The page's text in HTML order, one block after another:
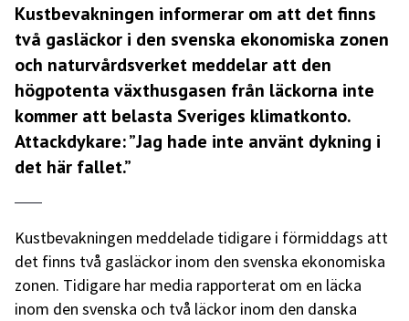
Kustbevakningen informerar om att det finns
två gasläckor i den svenska ekonomiska zonen
och naturvårdsverket meddelar att den
högpotenta växthusgasen från läckorna inte
kommer att belasta Sveriges klimatkonto.
Attackdykare: ”Jag hade inte använt dykning i
det här fallet.”
Kustbevakningen meddelade tidigare i förmiddags att
det finns två gasläckor inom den svenska ekonomiska
zonen. Tidigare har media rapporterat om en läcka
inom den svenska och två läckor inom den danska